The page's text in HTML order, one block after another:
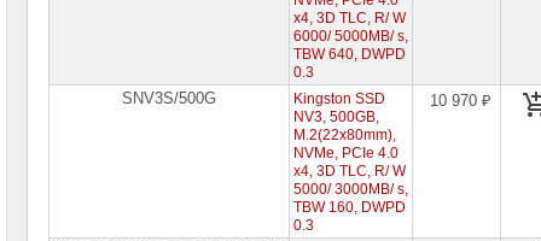
цены
x4, 3D TLC, R/ W
6000/ 5000MB/ s,
TBW 640, DWPD
0.3
SNV3S/500G
Kingston SSD
NV3, 500GB,
M.2(22x80mm),
NVMe, PCIe 4.0
x4, 3D TLC, R/ W
5000/ 3000MB/ s,
TBW 160, DWPD
0.3
10 970 ₽